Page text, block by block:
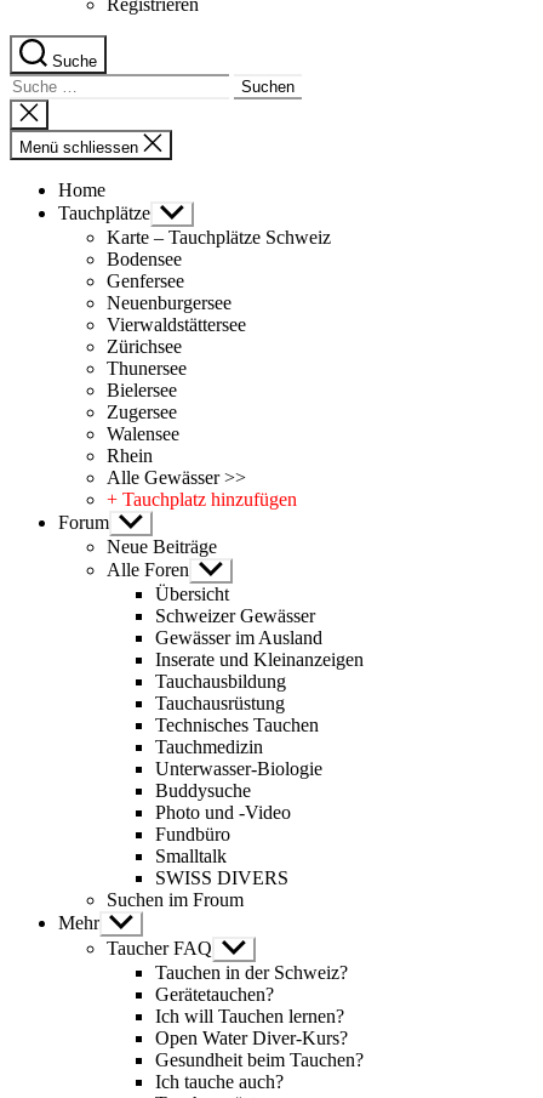
Suche
Suche
nach:
Suche
schliessen
Menü schliessen
Home
Tauchplätze Untermenü
anzeigen
Karte – Tauchplätze Schweiz
Bodensee
Genfersee
Neuenburgersee
Vierwaldstättersee
Zürichsee
Thunersee
Bielersee
Zugersee
Walensee
Rhein
Alle Gewässer >>
+ Tauchplatz hinzufügen
Forum Untermenü
anzeigen
Neue Beiträge
Alle Foren Untermenü
anzeigen
Übersicht
Schweizer Gewässer
Gewässer im Ausland
Inserate und Kleinanzeigen
Tauchausbildung
Tauchausrüstung
Technisches Tauchen
Tauchmedizin
Unterwasser-Biologie
Buddysuche
Photo und -Video
Fundbüro
Smalltalk
SWISS DIVERS
Suchen im Froum
Mehr Untermenü
anzeigen
Taucher FAQ Untermenü
anzeigen
Tauchen in der Schweiz?
Gerätetauchen?
Ich will Tauchen lernen?
Open Water Diver-Kurs?
Gesundheit beim Tauchen?
Ich tauche auch?